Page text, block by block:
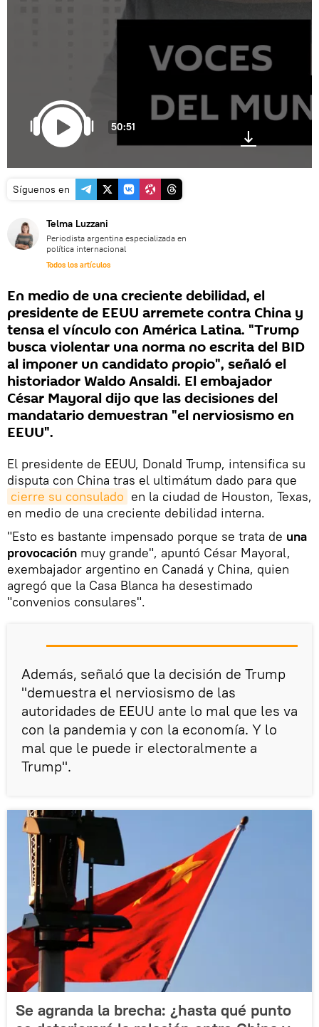
50:51
Síguenos en
Telma Luzzani
Periodista argentina especializada en
política internacional
Todos los artículos
En medio de una creciente debilidad, el
presidente de EEUU arremete contra China y
tensa el vínculo con América Latina. "Trump
busca violentar una norma no escrita del BID
al imponer un candidato propio", señaló el
historiador Waldo Ansaldi. El embajador
César Mayoral dijo que las decisiones del
mandatario demuestran "el nerviosismo en
EEUU".
El presidente de EEUU, Donald Trump, intensifica su
disputa con China tras el ultimátum dado para que
cierre su consulado en la ciudad de Houston, Texas,
en medio de una creciente debilidad interna.
"Esto es bastante impensado porque se trata de una
provocación muy grande", apuntó César Mayoral,
exembajador argentino en Canadá y China, quien
agregó que la Casa Blanca ha desestimado
"convenios consulares".
Además, señaló que la decisión de Trump
"demuestra el nerviosismo de las
autoridades de EEUU ante lo mal que les va
con la pandemia y con la economía. Y lo
mal que le puede ir electoralmente a
Trump".
Se agranda la brecha: ¿hasta qué punto